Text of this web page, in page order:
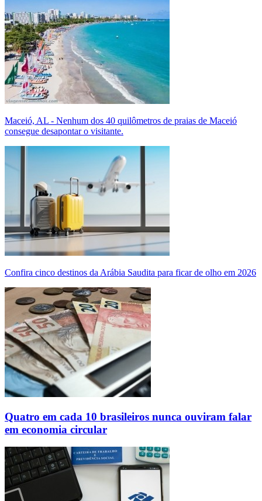
Maceió, AL - Nenhum dos 40 quilômetros de praias de Maceió
consegue desapontar o visitante.
Confira cinco destinos da Arábia Saudita para ficar de olho em 2026
Quatro em cada 10 brasileiros nunca ouviram falar
em economia circular